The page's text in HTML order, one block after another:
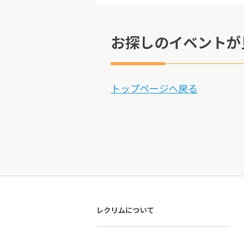
お探しのイベント
トップページへ戻る
レクリムについて